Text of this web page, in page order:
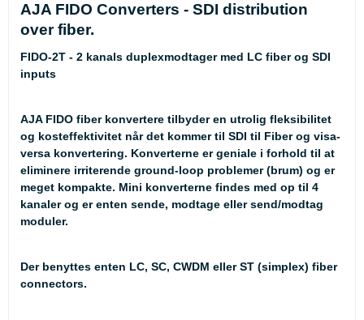
AJA FIDO Converters - SDI distribution
over fiber.
FIDO-2T - 2 kanals duplexmodtager med LC fiber og SDI
inputs
AJA FIDO fiber konvertere tilbyder en utrolig fleksibilitet
og kosteffektivitet når det kommer til SDI til Fiber og visa-
versa konvertering. Konverterne er geniale i forhold til at
eliminere irriterende ground-loop problemer (brum) og er
meget kompakte. Mini konverterne findes med op til 4
kanaler og er enten sende, modtage eller send/modtag
moduler.
Der benyttes enten LC, SC, CWDM eller ST (simplex) fiber
connectors.